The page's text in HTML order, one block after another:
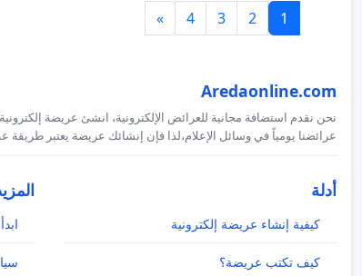
1
2
3
4
»
Aredaonline.com
نحن نقدم استضافة مجانية للعرائض الإلكترونية، انشئ عريضة
عرائضنا يومياً في وسائل الإعلام،لذا فإن إنشائك عريضة يعتبر طريقة
أدلة
كيفية إنشاء عريضة إلكترونية
كيف تكتب عريضة؟